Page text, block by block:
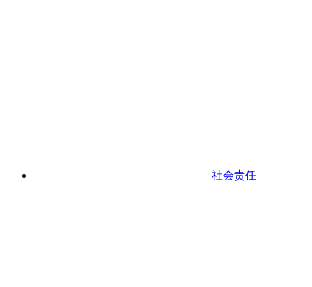
社会责任